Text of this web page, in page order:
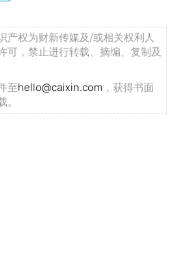
产权为财新传媒及/或相关权利人
可，禁止进行转载、摘编、复制及
至hello@caixin.com ，获得书面